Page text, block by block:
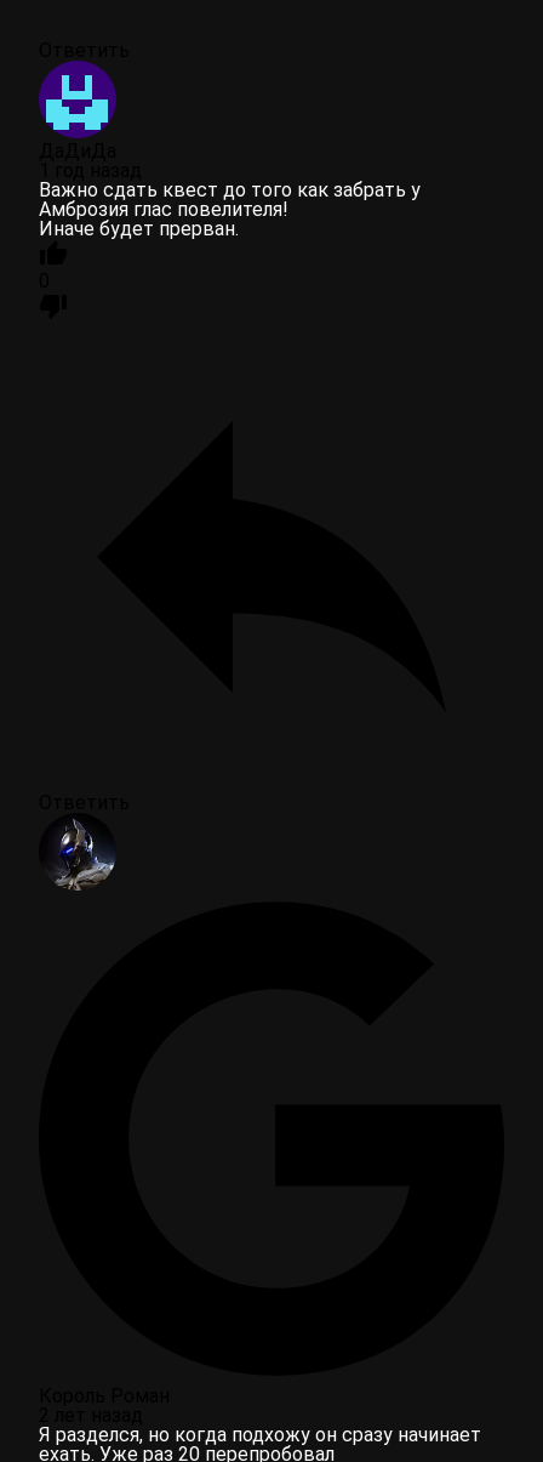
Важно сдать квест до того как забрать у
Амброзия глас повелителя!
Иначе будет прерван.
Я разделся, но когда подхожу он сразу начинает
ехать. Уже раз 20 перепробовал